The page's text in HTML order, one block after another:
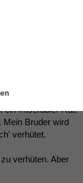
ein miserabler Rat.
Mein Bruder wird
verhütet.
verhüten. Aber